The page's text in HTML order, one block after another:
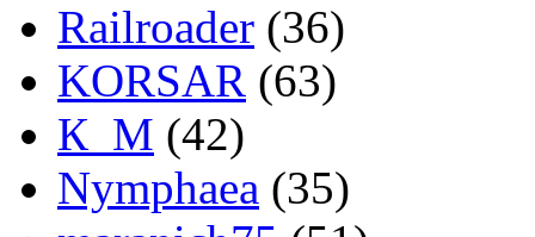
Railroader (36)
KORSAR (63)
К_М (42)
Nymphaea (35)